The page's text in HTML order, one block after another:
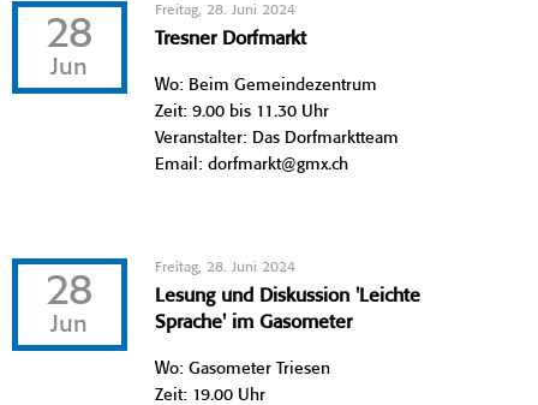
28
Jun
Freitag, 28. Juni 2024
Tresner Dorfmarkt
Wo: Beim Gemeindezentrum
Zeit: 9.00 bis 11.30 Uhr
Veranstalter: Das Dorfmarktteam
Email: dorfmarkt@gmx.ch
28
Jun
Freitag, 28. Juni 2024
Lesung und Diskussion 'Leichte
Sprache' im Gasometer
Wo: Gasometer Triesen
Zeit: 19.00 Uhr